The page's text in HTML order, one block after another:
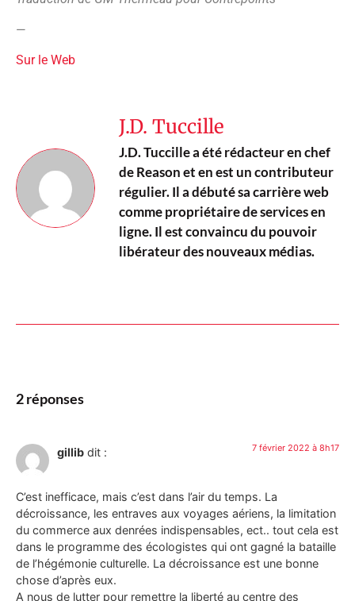
—
Sur le Web
J.D. Tuccille
J.D. Tuccille a été rédacteur en chef
de Reason et en est un contributeur
régulier. Il a débuté sa carrière web
comme propriétaire de services en
ligne. Il est convaincu du pouvoir
libérateur des nouveaux médias.
2 réponses
gillib dit : 7 février 2022 à 8h17
C’est inefficace, mais c’est dans l’air du temps. La
décroissance, les entraves aux voyages aériens, la limitation
du commerce aux denrées indispensables, ect.. tout cela est
dans le programme des écologistes qui ont gagné la bataille
de l’hégémonie culturelle. La décroissance est une bonne
chose d’après eux.
A nous de lutter pour remettre la liberté au centre des